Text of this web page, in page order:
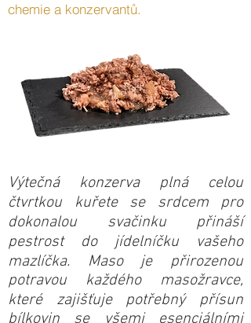
chemie a konzervantů.
Výtečná konzerva plná celou
čtvrtkou kuřete se srdcem pro
dokonalou svačinku přináší
pestrost do jídelníčku vašeho
mazlíčka. Maso je přirozenou
potravou každého masožravce,
které zajišťuje potřebný přísun
bílkovin se všemi esenciálními